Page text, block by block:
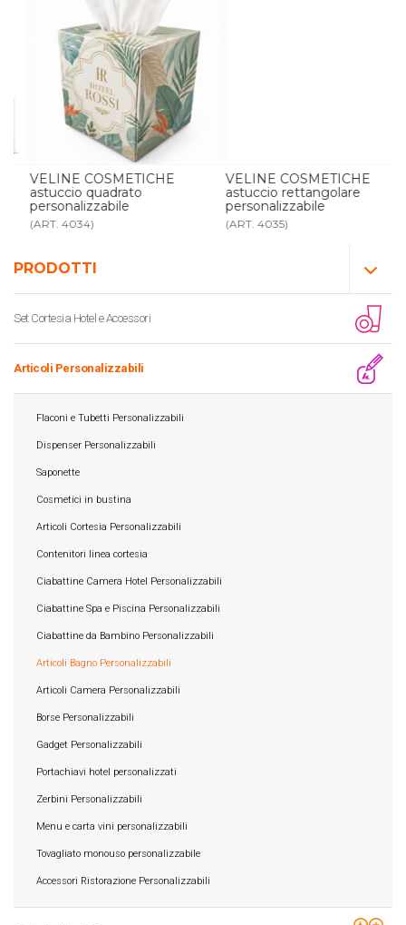
PRODOTTI
Set Cortesia Hotel e Accessori
Articoli Personalizzabili
Flaconi e Tubetti Personalizzabili
Dispenser Personalizzabili
Saponette
Cosmetici in bustina
Articoli Cortesia Personalizzabili
Contenitori linea cortesia
Ciabattine Camera Hotel Personalizzabili
Ciabattine Spa e Piscina Personalizzabili
Ciabattine da Bambino Personalizzabili
Articoli Bagno Personalizzabili
Articoli Camera Personalizzabili
Borse Personalizzabili
Gadget Personalizzabili
Portachiavi hotel personalizzati
Zerbini Personalizzabili
Menu e carta vini personalizzabili
Tovagliato monouso personalizzabile
Accessori Ristorazione Personalizzabili
VELINE COSMETICHE
astuccio quadrato
personalizzabile
(ART. 4034)
VELINE COSMETICHE
astuccio rettangolare
personalizzabile
(ART. 4035)